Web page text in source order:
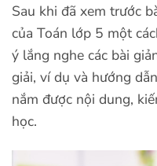
Sau khi đã xem trước
của Toán lớp 5 một
ý lắng nghe các bài
giải, ví dụ và hướng
nắm được nội dung,
học.